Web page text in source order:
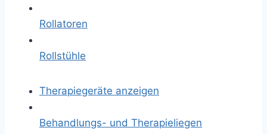
Rollatoren
Rollstühle
Therapiegeräte anzeigen
Behandlungs- und Therapieliegen